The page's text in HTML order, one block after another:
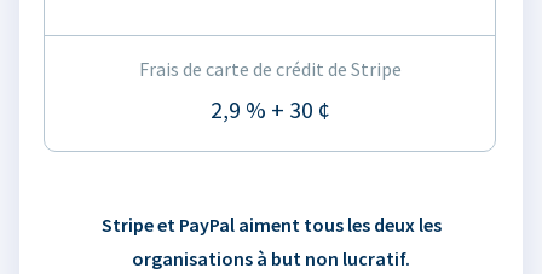
Frais de carte de crédit de Stripe
2,9 % + 30 ¢
Stripe et PayPal aiment tous les deux les
organisations à but non lucratif.